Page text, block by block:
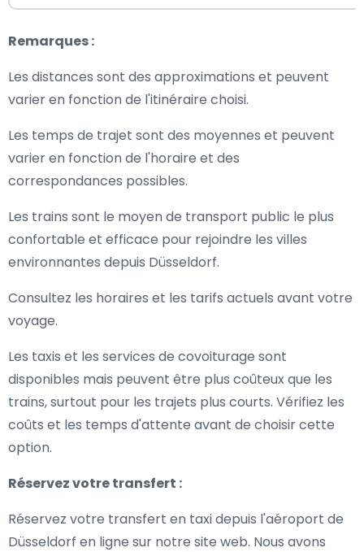
Remarques :
Les distances sont des approximations et peuvent
varier en fonction de l'itinéraire choisi.
Les temps de trajet sont des moyennes et peuvent
varier en fonction de l'horaire et des
correspondances possibles.
Les trains sont le moyen de transport public le plus
confortable et efficace pour rejoindre les villes
environnantes depuis Düsseldorf.
Consultez les horaires et les tarifs actuels avant votre
voyage.
Les taxis et les services de covoiturage sont
disponibles mais peuvent être plus coûteux que les
trains, surtout pour les trajets plus courts. Vérifiez les
coûts et les temps d'attente avant de choisir cette
option.
Réservez votre transfert :
Réservez votre transfert en taxi depuis l'aéroport de
Düsseldorf en ligne sur notre site web. Nous avons